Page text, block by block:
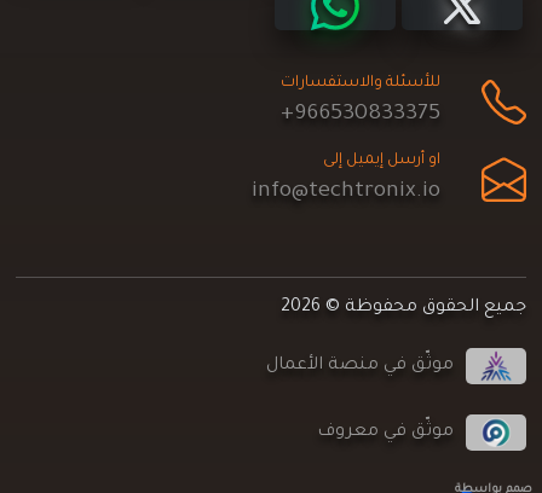
للأسئلة والاستفسارات
+966530833375
او أرسل إيميل إلى
info@techtronix.io
جميع الحقوق محفوظة © 2026
موثّق في منصة الأعمال
موثّق في معروف
صمم بواسطة